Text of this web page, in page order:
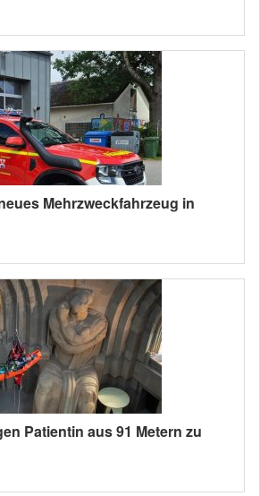
Mehrzweckfahrzeug in
Patientin aus 91 Metern zu